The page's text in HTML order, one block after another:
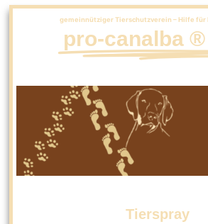
pro-canalba ®
gemeinnütziger Tierschutzverein – Hilfe für
Tierspray